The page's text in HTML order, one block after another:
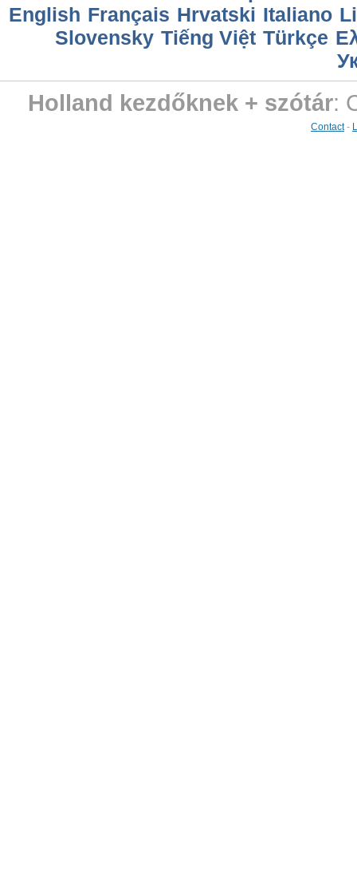
English Français Hrvatski Italiano
Slovensky Tiếng Việt Türkçe
Holland kezdőknek + szótár:
Contact-